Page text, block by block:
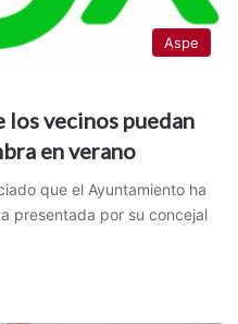
Aspe
los vecinos puedan
en verano
que el Ayuntamiento ha
presentada por su concejal